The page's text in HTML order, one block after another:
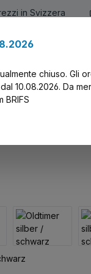
in Svizzera
chiuso. Gli
10.08.2026. Da
BRIFS